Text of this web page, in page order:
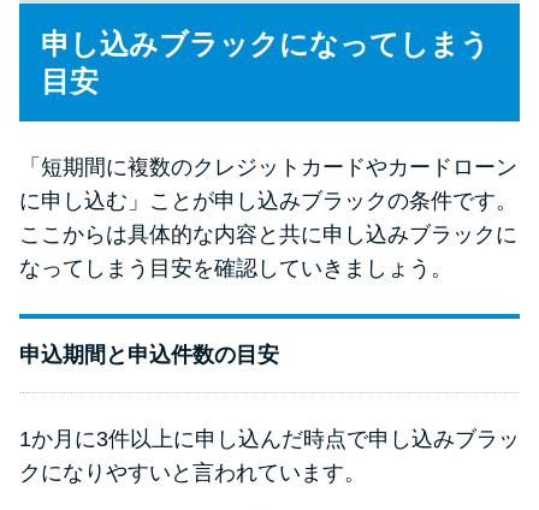
申し込みブラックになってしまう
目安
「短期間に複数のクレジットカードやカードローン
に申し込む」ことが申し込みブラックの条件です。
ここからは具体的な内容と共に申し込みブラックに
なってしまう目安を確認していきましょう。
申込期間と申込件数の目安
1か月に3件以上に申し込んだ時点で申し込みブラッ
クになりやすいと言われています。